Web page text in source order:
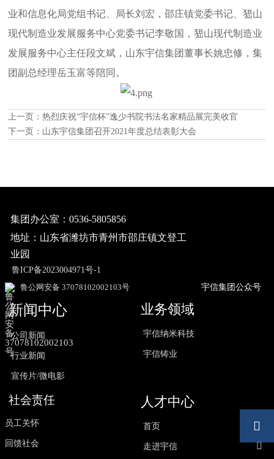
业和信息化局党组书记、局长刘宏，邵庄镇党委书记、峱山
现代制造业发展服务中心党委书记李敬国，峱山现代制造业
发展服务中心主任段文斌，山东宇信集团董事长姚忠修，集
团副总经理岳玉富等陪同。
上一页：热烈庆祝“宇信杯”逸少书院书法名家精品展完美收官
下一页： 山东宇信集团召开2021年度总结表彰大会
集团办公室：0536-5805856
地址：山东省潍坊市青州市邵庄镇文登工
业园
鲁ICP备2023004971号-1
鲁公网安备 37078102002103号
宇信集团公众号
新闻中心
公司新闻
行业新闻
宣传片/微电影
业务领域
宇信纳米科技
宇信铸业
社会责任
员工关怀
回馈社会
人才中心
首页
走进宇信 
